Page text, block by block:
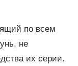
по всем
не
их серии.